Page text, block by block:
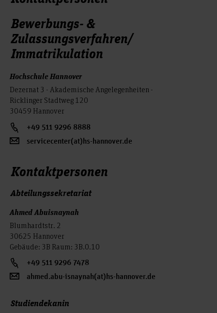
Bewerbungs- &
Zulassungsverfahren/
Immatrikulation
Hochschule Hannover
Dezernat 3 - Akademische Angelegenheiten -
Ricklinger Stadtweg 120
30459 Hannover
+49 511 9296 8888
servicecenter(at)hs-hannover.de
Kontaktpersonen
Abteilungssekretariat
Ahmed Abuisnaynah
Blumhardtstr. 2
30625 Hannover
Gebäude: 3B Raum: 3B.0.10
+49 511 9296 7478
ahmed.abu-isnaynah(at)hs-hannover.de
Studiendekanin